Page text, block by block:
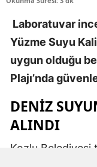
Laboratuvar
Yüzme Suyu
uygun olduğu
Plajı’nda
DENİZ
ALINDI
Kozlu Belediyesi